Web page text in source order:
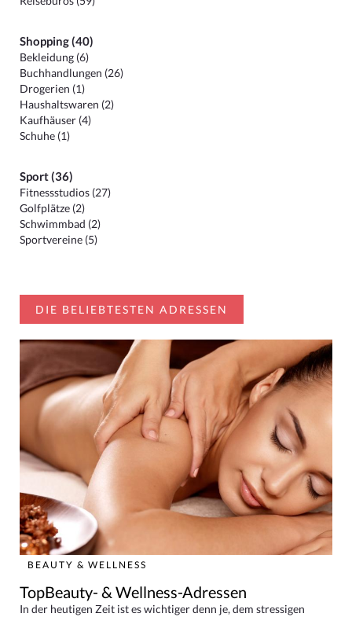
Shopping (40)
Bekleidung (6)
Buchhandlungen (26)
Drogerien (1)
Haushaltswaren (2)
Kaufhäuser (4)
Schuhe (1)
Sport (36)
Fitnessstudios (27)
Golfplätze (2)
Schwimmbad (2)
Sportvereine (5)
DIE BELIEBTESTEN ADRESSEN
BEAUTY & WELLNESS
TopBeauty- & Wellness-Adressen
In der heutigen Zeit ist es wichtiger denn je, dem stressigen